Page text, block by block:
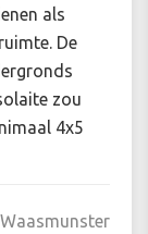
als
De
zou
4x5
Waasmunster